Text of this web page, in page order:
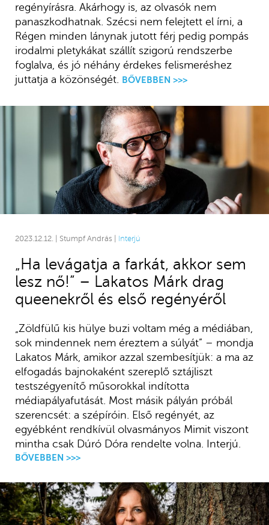
regényírásra. Akárhogy is, az olvasók nem
panaszkodhatnak. Szécsi nem felejtett el írni, a
Régen minden lánynak jutott férj pedig pompás
irodalmi pletykákat szállít szigorú rendszerbe
foglalva, és jó néhány érdekes felismeréshez
juttatja a közönségét.
BŐVEBBEN >>>
2023.12.12. | Stumpf András | Interjú
„Ha levágatja a farkát, akkor sem
lesz nő!” – Lakatos Márk drag
queenekről és első regényéről
„Zöldfülű kis hülye buzi voltam még a médiában,
sok mindennek nem éreztem a súlyát” – mondja
Lakatos Márk, amikor azzal szembesítjük: a ma az
elfogadás bajnokaként szereplő sztájliszt
testszégyenítő műsorokkal indította
médiapályafutását. Most másik pályán próbál
szerencsét: a szépíróin. Első regényét, az
egyébként rendkívül olvasmányos Mimit viszont
mintha csak Dúró Dóra rendelte volna. Interjú.
BŐVEBBEN >>>